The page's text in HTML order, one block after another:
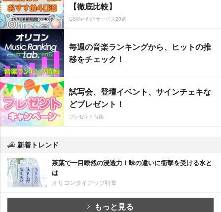
【徹底比較】
CS動画配信サービス20選
毎週の音楽ランキングから、ヒットの推
移をチェック！
試写会、登壇イベント、サインチェキな
どプレゼント！
プレゼント特集
新着トレンド
茶葉で一目瞭然の浸透力！味の違いに衝撃を受ける水と
は
オリコンタイアップ特集
もっと見る